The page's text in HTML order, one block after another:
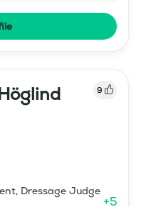
9
Dressage Judge
+5